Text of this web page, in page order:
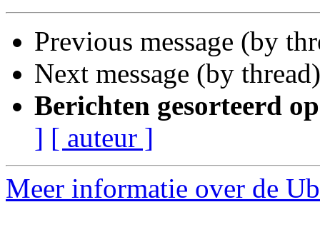
Previous message (by
Next message (by
Berichten gesorteerd
] [ auteur ]
Meer informatie over de